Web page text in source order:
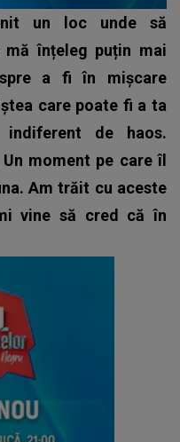
un loc unde să
înțeleg puțin mai
a fi în mișcare
care poate fi a ta
de haos.
moment pe care îl
Am trăit cu aceste
vine să cred că în